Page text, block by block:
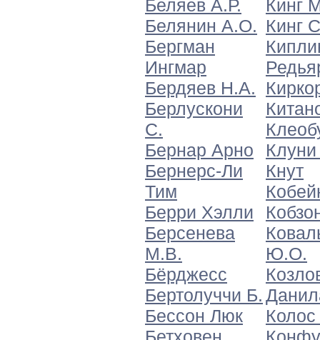
Беляев А.Р.
Белянин А.О.
Бергман
Ингмар
Бердяев Н.А.
Берлускони
С.
Бернар Арно
Бернерс-Ли
Тим
Берри Хэлли
Берсенева
М.В.
Бёрджесс
Бертолуччи Б.
Бессон Люк
Кинг
Кинг
Кнут
Ю.О.